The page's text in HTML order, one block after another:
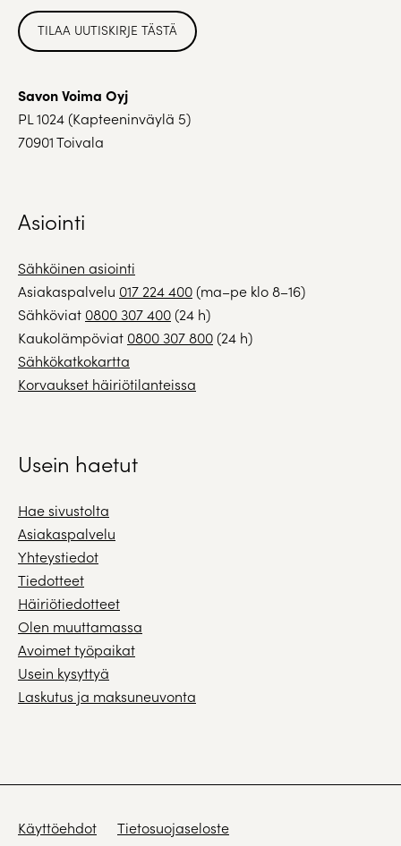
TILAA UUTISKIRJE TÄSTÄ
Savon Voima Oyj
PL 1024 (Kapteeninväylä 5)
70901 Toivala
Asiointi
Sähköinen asiointi
Asiakaspalvelu 017 224 400(ma–pe klo 8–16)
Sähköviat 0800 307 400(24 h)
Kaukolämpöviat 0800 307 800(24 h)
Sähkökatkokartta
Korvaukset häiriötilanteissa
Usein haetut
Hae sivustolta
Asiakaspalvelu
Yhteystiedot
Tiedotteet
Häiriötiedotteet
Olen muuttamassa
Avoimet työpaikat
Usein kysyttyä
Laskutus ja maksuneuvonta
Käyttöehdot Tietosuojaseloste